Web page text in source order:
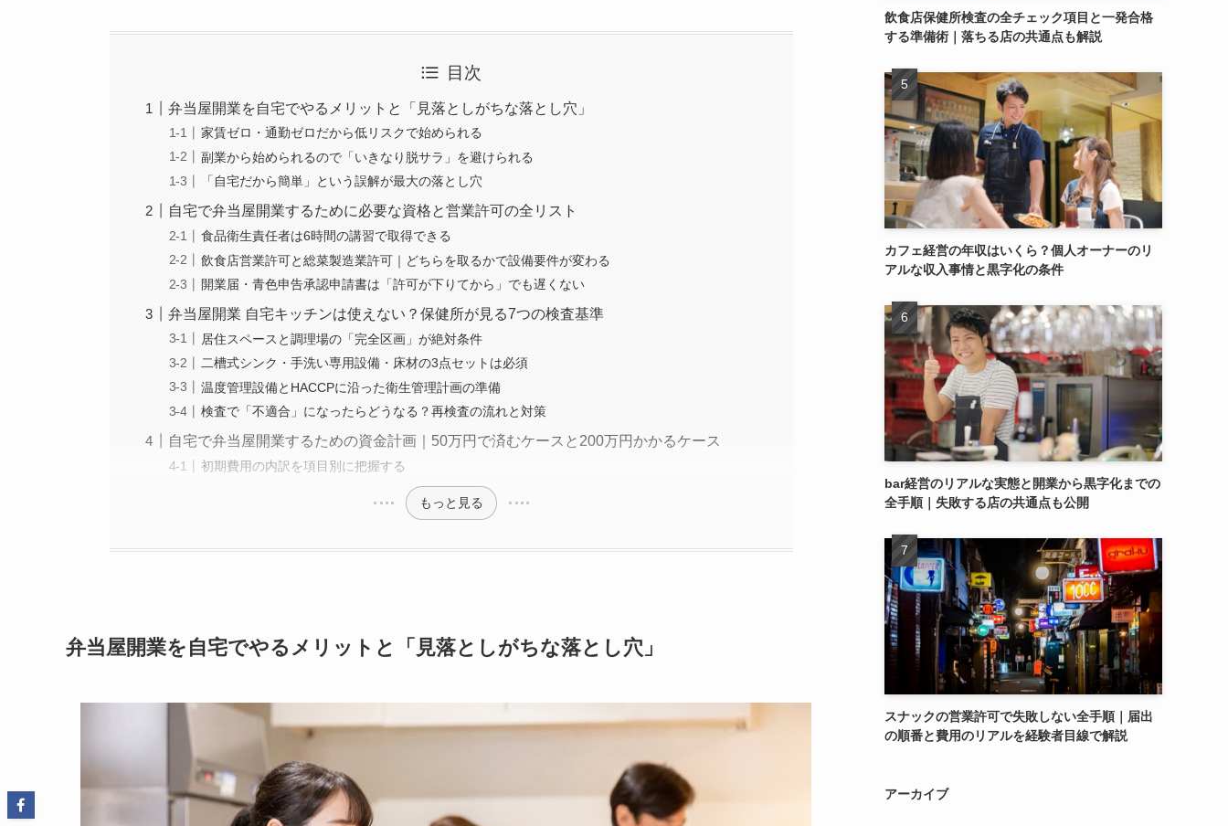
目次
弁当屋開業を自宅でやるメリットと「見落としがちな落とし穴」
家賃ゼロ・通勤ゼロだから低リスクで始められる
副業から始められるので「いきなり脱サラ」を避けられる
「自宅だから簡単」という誤解が最大の落とし穴
自宅で弁当屋開業するために必要な資格と営業許可の全リスト
食品衛生責任者は6時間の講習で取得できる
飲食店営業許可と総菜製造業許可｜どちらを取るかで設備要件が変わる
開業届・青色申告承認申請書は「許可が下りてから」でも遅くない
弁当屋開業 自宅キッチンは使えない？保健所が見る7つの検査基準
居住スペースと調理場の「完全区画」が絶対条件
二槽式シンク・手洗い専用設備・床材の3点セットは必須
温度管理設備とHACCPに沿った衛生管理計画の準備
検査で「不適合」になったらどうなる？再検査の流れと対策
自宅で弁当屋開業するための資金計画｜50万円で済むケースと200万円かかるケース
初期費用の内訳を項目別に把握する
もっと見る
弁当屋開業を自宅でやるメリットと「見落としがちな落とし穴」
飲食店保健所検査の全チェック項目と一発合格
する準備術｜落ちる店の共通点も解説
カフェ経営の年収はいくら？個人オーナーのリ
アルな収入事情と黒字化の条件
bar経営のリアルな実態と開業から黒字化までの
全手順｜失敗する店の共通点も公開
スナックの営業許可で失敗しない全手順｜届出
の順番と費用のリアルを経験者目線で解説
アーカイブ